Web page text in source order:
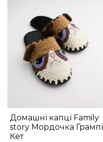
Домашні капці Family
story Мордочка Грампі
Кет